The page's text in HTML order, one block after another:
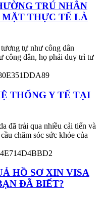
TRÚ NHÂN
MẶT THỰC TẾ LÀ
tự như công dân
công dân, họ phải duy trì tư
THỐNG Y TẾ TẠI
đã trải qua nhiều cải tiến và
chăm sóc sức khỏe của
HỒ SƠ XIN VISA
ĐÃ BIẾT?